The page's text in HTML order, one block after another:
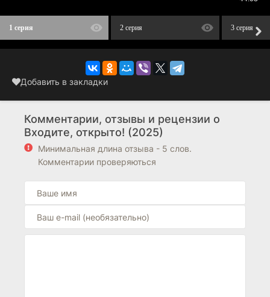
1 серия 2 серия 3 серия
Добавить в закладки
Комментарии, отзывы и рецензии о
Входите, открыто! (2025)
Минимальная длина отзыва - 5 слов.
Комментарии проверяються